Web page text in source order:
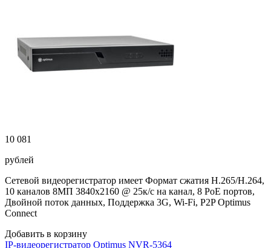
10 081
рублей
Сетевой видеорегистратор имеет Формат сжатия H.265/H.264,
10 каналов 8МП 3840х2160 @ 25к/с на канал, 8 PoE портов,
Двойной поток данных, Поддержка 3G, Wi-Fi, P2P Optimus
Connect
Добавить в корзину
IP-видеорегистратор Optimus NVR-5364